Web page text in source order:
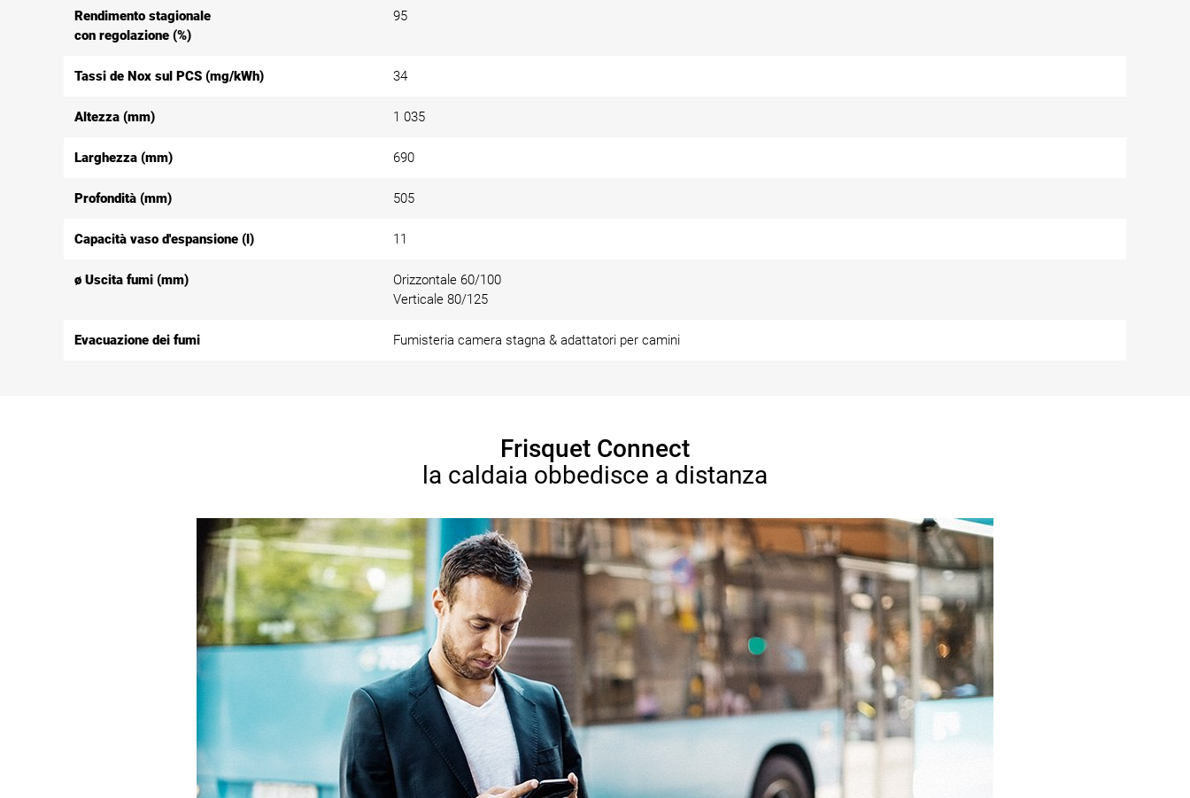
Rendimento stagionale
con regolazione (%)
95
Tassi de Nox sul PCS (mg/kWh) 34
Altezza (mm) 1 035
Larghezza (mm) 690
Profondità (mm) 505
Capacità vaso d'espansione (l) 11
ø Uscita fumi (mm)
Orizzontale 60/100
Verticale 80/125
Evacuazione dei fumi Fumisteria camera stagna & adattatori per camini
Frisquet Connect
la caldaia obbedisce a distanza